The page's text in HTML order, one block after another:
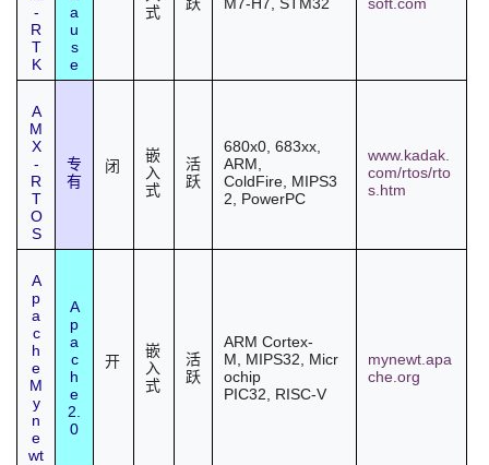
动
关
我
的
开
发
者
学
堂
我
的
Programs
我
的
支
持
-
R
T
K
a
u
s
e
式
跃
A
M
X
-
R
T
O
S
专
有
闭
嵌
入
式
活
跃
680x0, 683xx,
ARM,
ColdFire, MIPS3
2
PowerPC
www.kadak.
com/rtos/rto
s.htm
A
p
a
c
h
e
M
y
n
e
wt
A
p
a
c
h
e
2.
0
开
嵌
入
式
活
跃
ARM Cortex-
M
MIPS32
Micr
ochip
PIC32
RISC-V
mynewt.apa
che.org